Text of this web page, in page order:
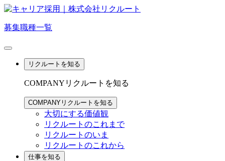
募集職種一覧
リクルートを知る
COMPANY リクルートを知る
COMPANY リクルートを知る
大切にする価値観
リクルートのこれまで
リクルートのいま
リクルートのこれから
仕事を知る